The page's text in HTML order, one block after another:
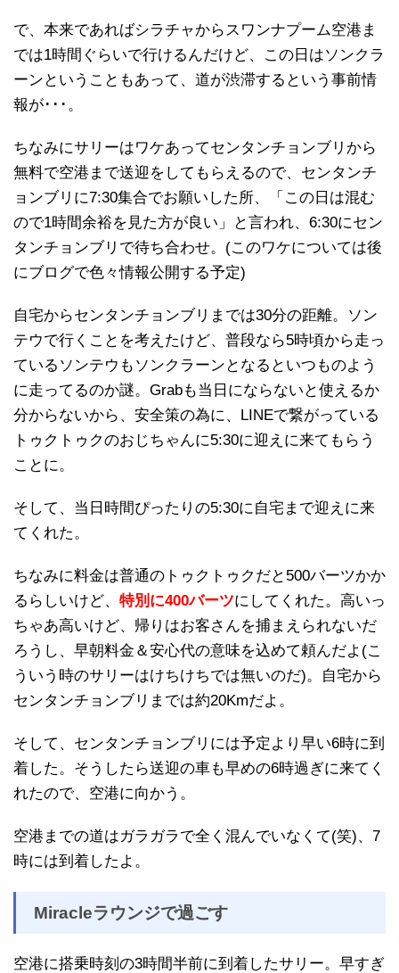
で、本来であればシラチャからスワンナプーム空港ま
では1時間ぐらいで行けるんだけど、この日はソンクラ
ーンということもあって、道が渋滞するという事前情
報が･･･。
ちなみにサリーはワケあってセンタンチョンブリから
無料で空港まで送迎をしてもらえるので、センタンチ
ョンブリに7:30集合でお願いした所、「この日は混む
ので1時間余裕を見た方が良い」と言われ、6:30にセン
タンチョンブリで待ち合わせ。(このワケについては後
にブログで色々情報公開する予定)
自宅からセンタンチョンブリまでは30分の距離。ソン
テウで行くことを考えたけど、普段なら5時頃から走っ
ているソンテウもソンクラーンとなるといつものよう
に走ってるのか謎。Grabも当日にならないと使えるか
分からないから、安全策の為に、LINEで繋がっている
トゥクトゥクのおじちゃんに5:30に迎えに来てもらう
ことに。
そして、当日時間ぴったりの5:30に自宅まで迎えに来
てくれた。
ちなみに料金は普通のトゥクトゥクだと500バーツかか
るらしいけど、 特別に400バーツにしてくれた。高いっ
ちゃあ高いけど、帰りはお客さんを捕まえられないだ
ろうし、早朝料金＆安心代の意味を込めて頼んだよ(こ
ういう時のサリーはけちけちでは無いのだ)。自宅から
センタンチョンブリまでは約20Kmだよ。
そして、センタンチョンブリには予定より早い6時に到
着した。そうしたら送迎の車も早めの6時過ぎに来てく
れたので、空港に向かう。
空港までの道はガラガラで全く混んでいなくて(笑)、7
時には到着したよ。
Miracleラウンジで過ごす
空港に搭乗時刻の3時間半前に到着したサリー。早すぎ